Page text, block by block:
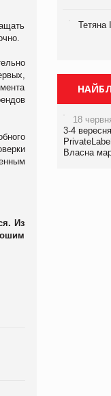
Из
Тетяна
18
3-4
Власна